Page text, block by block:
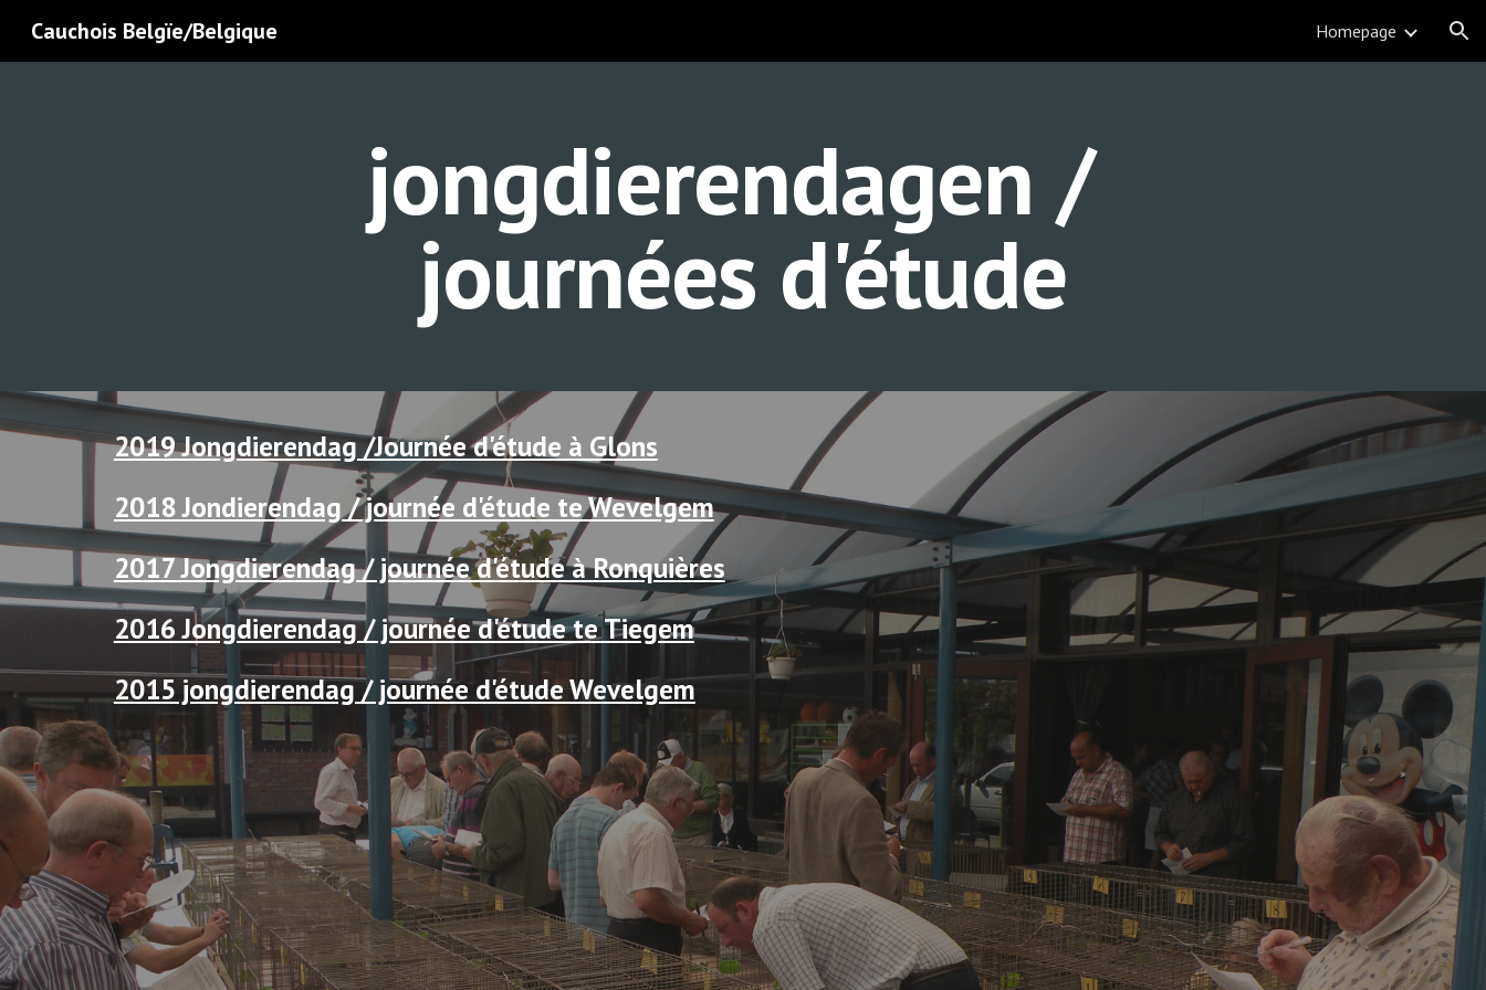
Cauchois Belgïe/Belgique Homepage
jongdierendagen /
journées d'étude
2019 Jongdierendag /Journée d'étude à Glons
2018 Jondierendag / journée d'étude te Wevelgem
2017 Jongdierendag / journée d'étude à Ronquières
2016 Jongdierendag / journée d'étude te Tiegem
2015 jongdierendag / journée d'étude Wevelgem